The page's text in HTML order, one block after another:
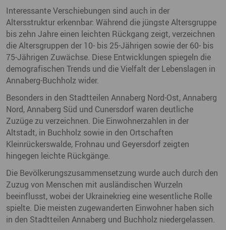
Interessante Verschiebungen sind auch in der
Altersstruktur erkennbar: Während die jüngste Altersgruppe
bis zehn Jahre einen leichten Rückgang zeigt, verzeichnen
die Altersgruppen der 10- bis 25-Jährigen sowie der 60- bis
75-Jährigen Zuwächse. Diese Entwicklungen spiegeln die
demografischen Trends und die Vielfalt der Lebenslagen in
Annaberg-Buchholz wider.
Besonders in den Stadtteilen Annaberg Nord-Ost, Annaberg
Nord, Annaberg Süd und Cunersdorf waren deutliche
Zuzüge zu verzeichnen. Die Einwohnerzahlen in der
Altstadt, in Buchholz sowie in den Ortschaften
Kleinrückerswalde, Frohnau und Geyersdorf zeigten
hingegen leichte Rückgänge.
Die Bevölkerungszusammensetzung wurde auch durch den
Zuzug von Menschen mit ausländischen Wurzeln
beeinflusst, wobei der Ukrainekrieg eine wesentliche Rolle
spielte. Die meisten zugewanderten Einwohner haben sich
in den Stadtteilen Annaberg und Buchholz niedergelassen.